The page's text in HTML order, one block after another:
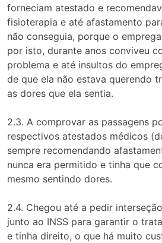
forneciam atestado e
fisioterapia e até afastamento
não conseguia, porque o
por isto, durante anos conviveu
problema e até insultos do
de que ela não estava querendo
as dores que ela sentia.
2.3. A comprovar as passagens
respectivos atestados médicos
sempre recomendando
nunca era permitido e tinha que
mesmo sentindo dores.
2.4. Chegou até a pedir
junto ao INSS para garantir o
e tinha direito, o que há muito